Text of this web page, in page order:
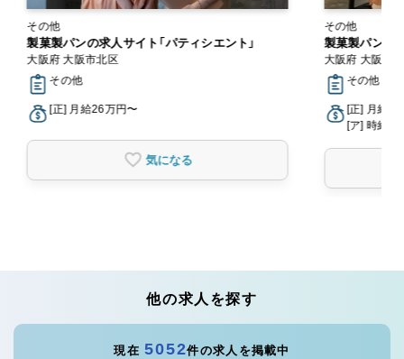
その他
製菓製パンの求人サイト「パティシエント」
大阪府 大阪市北区
その他
[正] 月給26万円〜
気になる
その他
製菓製パンの
大阪府 大阪市
その他
[正] 月給
[ア] 時給
他の求人を探す
現在5052件の求人を掲載中